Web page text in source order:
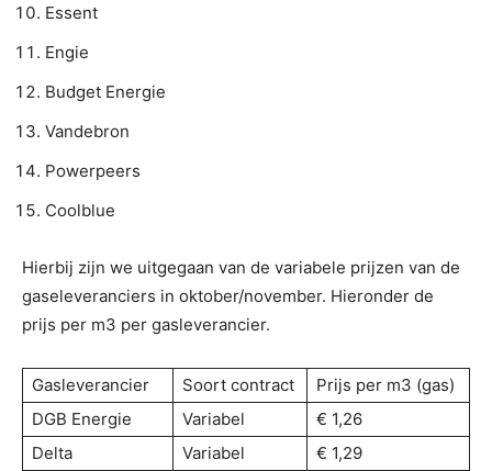
Essent
Engie
Budget Energie
Vandebron
Powerpeers
Coolblue
Hierbij zijn we uitgegaan van de variabele prijzen van de
gaseleveranciers in oktober/november. Hieronder de
prijs per m3 per gasleverancier.
Gasleverancier Soort contract
Prijs per m3 (gas)
DGB Energie
Variabel
€ 1,26
Delta
Variabel € 1,29